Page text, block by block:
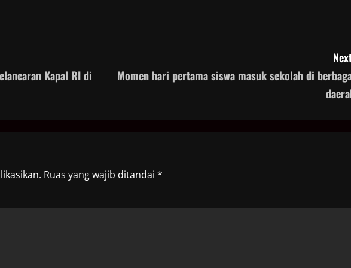
Kapal RI di
Momen hari pertama siswa masuk sekolah di
Ruas yang wajib ditandai *